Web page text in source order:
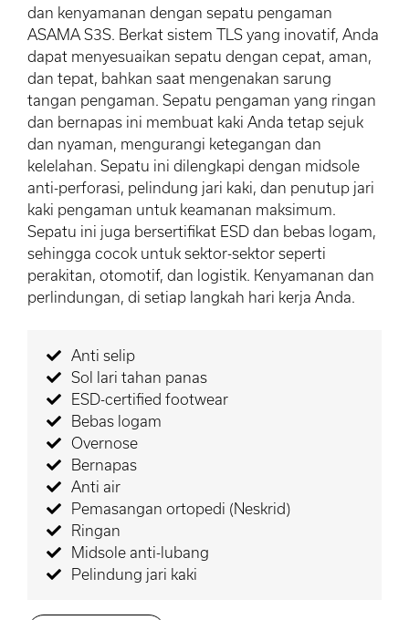
dan kenyamanan dengan sepatu pengaman
ASAMA S3S. Berkat sistem TLS yang inovatif, Anda
dapat menyesuaikan sepatu dengan cepat, aman,
dan tepat, bahkan saat mengenakan sarung
tangan pengaman. Sepatu pengaman yang ringan
dan bernapas ini membuat kaki Anda tetap sejuk
dan nyaman, mengurangi ketegangan dan
kelelahan. Sepatu ini dilengkapi dengan midsole
anti-perforasi, pelindung jari kaki, dan penutup jari
kaki pengaman untuk keamanan maksimum.
Sepatu ini juga bersertifikat ESD dan bebas logam,
sehingga cocok untuk sektor-sektor seperti
perakitan, otomotif, dan logistik. Kenyamanan dan
perlindungan, di setiap langkah hari kerja Anda.
Anti selip
Sol lari tahan panas
ESD-certified footwear
Bebas logam
Overnose
Bernapas
Anti air
Pemasangan ortopedi (Neskrid)
Ringan
Midsole anti-lubang
Pelindung jari kaki